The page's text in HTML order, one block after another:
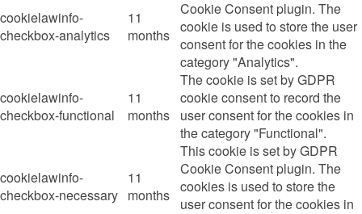
cookielawinfo-
checkbox-analytics
11
months
Cookie Consent plugin. The
cookie is used to store the user
consent for the cookies in the
category "Analytics".
cookielawinfo-
checkbox-functional
11
months
The cookie is set by GDPR
cookie consent to record the
user consent for the cookies in
the category "Functional".
cookielawinfo-
checkbox-necessary
11
months
This cookie is set by GDPR
Cookie Consent plugin. The
cookies is used to store the
user consent for the cookies in